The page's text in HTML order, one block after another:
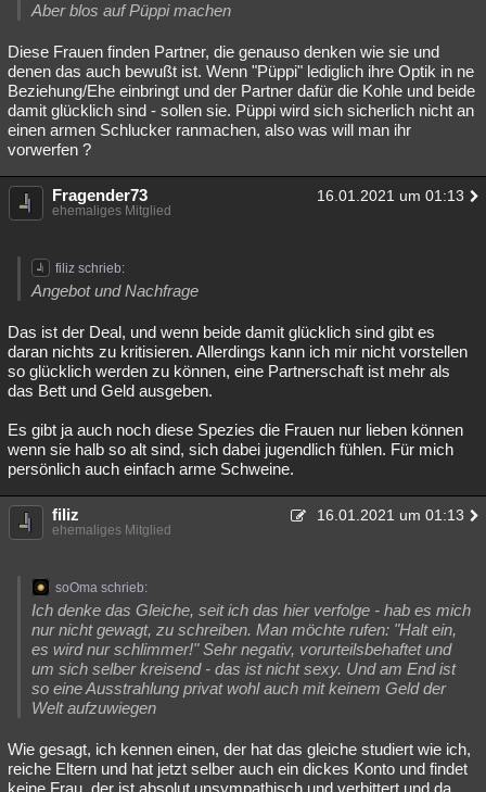
Aber blos auf Püppi machen
Diese Frauen finden Partner, die genauso denken wie sie und
denen das auch bewußt ist. Wenn "Püppi" lediglich ihre Optik in ne
Beziehung/Ehe einbringt und der Partner dafür die Kohle und beide
damit glücklich sind - sollen sie. Püppi wird sich sicherlich nicht an
einen armen Schlucker ranmachen, also was will man ihr
vorwerfen ?
Fragender73 16.01.2021 um 01:13
ehemaliges Mitglied
filiz schrieb:
Angebot und Nachfrage
Das ist der Deal, und wenn beide damit glücklich sind gibt es
daran nichts zu kritisieren. Allerdings kann ich mir nicht vorstellen
so glücklich werden zu können, eine Partnerschaft ist mehr als
das Bett und Geld ausgeben.
Es gibt ja auch noch diese Spezies die Frauen nur lieben können
wenn sie halb so alt sind, sich dabei jugendlich fühlen. Für mich
persönlich auch einfach arme Schweine.
filiz 16.01.2021 um 01:13
ehemaliges Mitglied
soOma schrieb:
Ich denke das Gleiche, seit ich das hier verfolge - hab es mich
nur nicht gewagt, zu schreiben. Man möchte rufen: "Halt ein,
es wird nur schlimmer!" Sehr negativ, vorurteilsbehaftet und
um sich selber kreisend - das ist nicht sexy. Und am End ist
so eine Ausstrahlung privat wohl auch mit keinem Geld der
Welt aufzuwiegen
Wie gesagt, ich kennen einen, der hat das gleiche studiert wie ich,
reiche Eltern und hat jetzt selber auch ein dickes Konto und findet
keine Frau, der ist absolut unsympathisch und verbittert und da